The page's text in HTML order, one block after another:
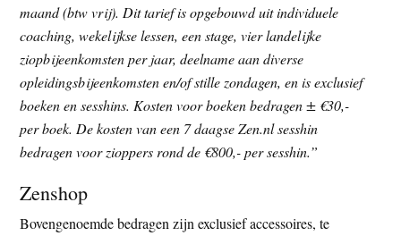
maand (btw vrij). Dit tarief is opgebouwd uit individuele
coaching, wekelijkse lessen, een stage, vier landelijke
ziopbijeenkomsten per jaar, deelname aan diverse
opleidingsbijeenkomsten en/of stille zondagen, en is exclusief
boeken en sesshins. Kosten voor boeken bedragen ± €30,-
per boek. De kosten van een 7 daagse Zen.nl sesshin
bedragen voor zioppers rond de €800,- per sesshin.”
Zenshop
Bovengenoemde bedragen zijn exclusief accessoires, te